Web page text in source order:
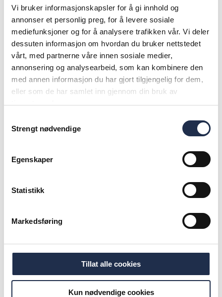
Vi bruker informasjonskapsler for å gi innhold og
annonser et personlig preg, for å levere sosiale
mediefunksjoner og for å analysere trafikken vår. Vi deler
dessuten informasjon om hvordan du bruker nettstedet
vårt, med partnerne våre innen sosiale medier,
annonsering og analysearbeid, som kan kombinere den
med annen informasjon du har gjort tilgjengelig for dem,
eller som de har samlet inn gjennom din bruk av
tjenestene deres.
Strengt nødvendige
Egenskaper
Statistikk
Markedsføring
Tillat alle cookies
Kun nødvendige cookies
– GLS Elopak har allerede hatt en
rask vekst. Investeringen var
forventet å levere positivt
driftsresultat før avskrivninger
(EBITDA) fra tredje driftsår, men
oppnådde dette allerede etter
Arbiol legger til at virksomheten tar mål av seg til
å bli en ledende aktør i det raskt voksende indiske
markedet for drikkekartong for melk, juice og
vann.
– Og potensialet er svært stort – India passerte
også her er en voksende del av forbrukerne
opptatt av miljø og bærekraft, sier han.
Ny styreleder har overtatt